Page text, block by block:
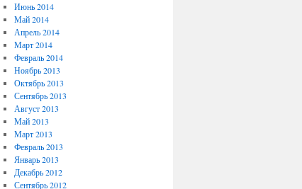
Июнь 2014
Май 2014
Апрель 2014
Март 2014
Февраль 2014
Ноябрь 2013
Октябрь 2013
Сентябрь 2013
Август 2013
Май 2013
Март 2013
Февраль 2013
Январь 2013
Декабрь 2012
Сентябрь 2012